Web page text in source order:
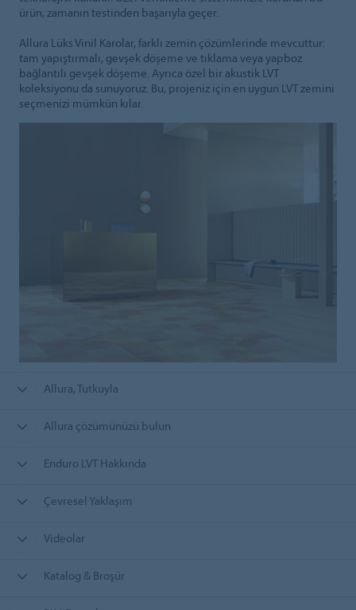
ürün, zamanın testinden başarıyla geçer.
Allura Lüks Vinil Karolar, farklı zemin çözümlerinde mevcuttur:
tam yapıştırmalı, gevşek döşeme ve tıklama veya yapboz
bağlantılı gevşek döşeme. Ayrıca özel bir akustik LVT
koleksiyonu da sunuyoruz. Bu, projeniz için en uygun LVT zemini
seçmenizi mümkün kılar.
Allura, Tutkuyla
Allura çözümünüzü bulun
Enduro LVT Hakkında
Çevresel Yaklaşım
Videolar
Katalog & Broşür